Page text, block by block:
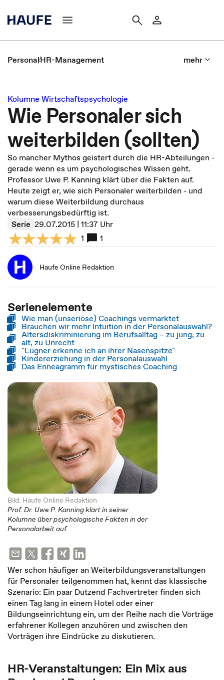
PersonalHR-Management mehr
Kolumne Wirtschaftspsychologie
Wie Personaler sich
weiterbilden (sollten)
So mancher Mythos geistert durch die HR-Abteilungen -
gerade wenn es um psychologisches Wissen geht.
Professor Uwe P. Kanning klärt über die Fakten auf.
Heute zeigt er, wie sich Personaler weiterbilden - und
warum diese Weiterbildung durchaus
verbesserungsbedürftig ist.
Serie 29.07.2015 | 11:37 Uhr
1
1
Haufe Online Redaktion
Serienelemente
Wie man (unseriöse) Coachings vermarktet
Brauchen wir mehr Intuition in der Personalauswahl?
Altersdiskriminierung im Berufsalltag – zu jung, zu
alt, zu Unrecht
"Lügner erkenne ich an ihrer Nasenspitze"
Kindererziehung in der Personalauswahl
Das Enneagramm für mystisches Coaching
Bild: Haufe Online Redaktion
Prof. Dr. Uwe P. Kanning klärt in seiner
Kolumne über psychologische Fakten in der
Personalarbeit auf.
Wer schon häufiger an Weiterbildungsveranstaltungen
für Personaler teilgenommen hat, kennt das klassische
Szenario: Ein paar Dutzend Fachvertreter finden sich
einen Tag lang in einem Hotel oder einer
Bildungseinrichtung ein, um der Reihe nach die Vorträge
erfahrener Kollegen anzuhören und zwischen den
Vorträgen ihre Eindrücke zu diskutieren.
HR-Veranstaltungen: Ein Mix aus